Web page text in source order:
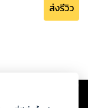
ส่งรีวิว
าละเมิดสิทธิใน